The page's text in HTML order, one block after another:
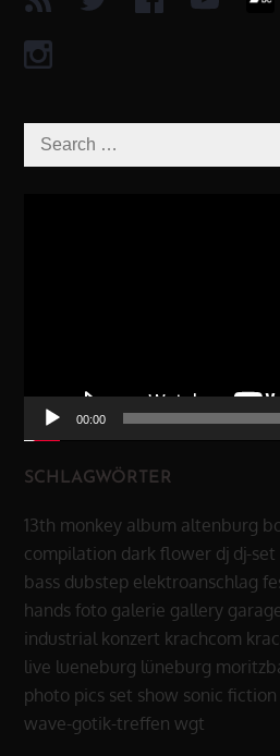
Search
for:
00:00
SCHLAGWÖRTER
13th monkey album altenburg
compilation dark flower dj dj-set
bass dubstep elektroanschlag
hands foto galerie gallery
industrial konzert krachcom
live lueneburg lüneburg
photo pics set show sonic fiction
wave-gotik-treffen wgt